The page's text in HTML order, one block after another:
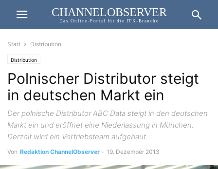
CHANNELOBSERVER
Das Online-Portal für die ITK-Branche
Start Distribution
Distribution
Polnischer Distributor steigt
in deutschen Markt ein
Der polnische Distributor ABC Data steigt in den deutschen
Markt ein und eröffnet eine Niederlassung in München.
Derzeit wird ein Vertriebsteam aufgebaut.
Von Redaktion ChannelObserver - 19. Dezember 2013